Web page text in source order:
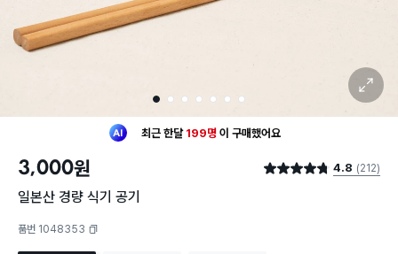
1 2 3 4 5 6 7
확대 보기
최근 한달 199명 이 구매했어요
구매했어요
3,000원 별점 4.8점 4.8 (212)
일본산 경량 식기 공기
품번 1048353